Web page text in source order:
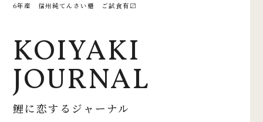
6年産 信州純てんさい糖 ご試食有〼
KOIYAKI
JOURNAL
鯉に恋するジャーナル